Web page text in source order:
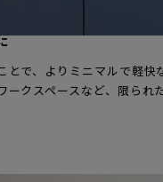
とで、よりミニマルで軽快
ークスペースなど、限られ